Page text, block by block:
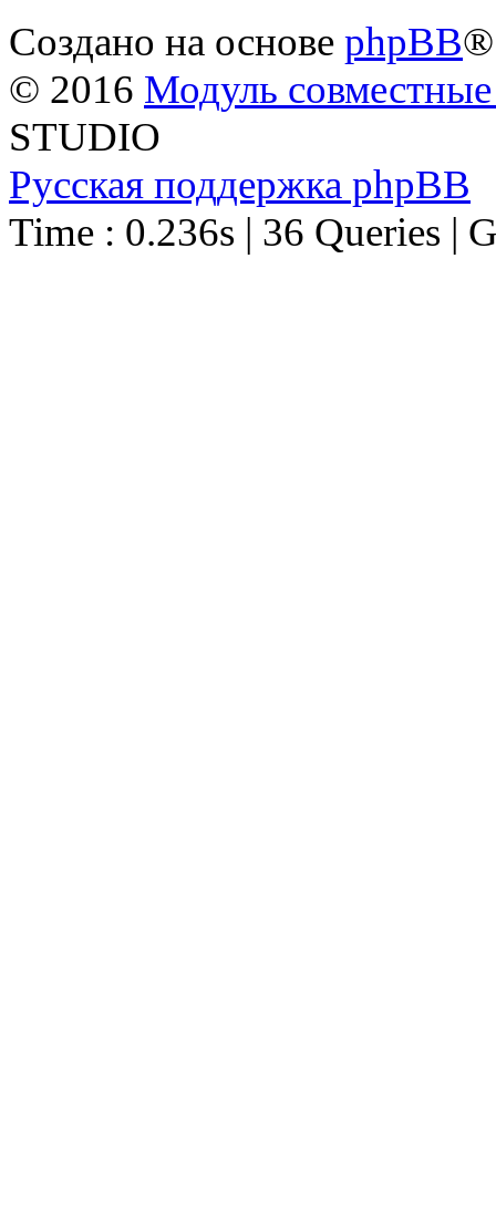
Создано на основе phpBB®
© 2016 Модуль
STUDIO
Русская поддержка phpBB
Time : 0.236s | 36 Queries |